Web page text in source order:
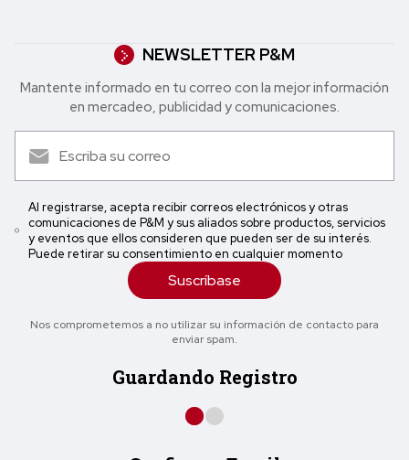
NEWSLETTER P&M
Mantente informado en tu correo con la mejor in formación
en mercadeo, publicidad y comunicaciones.
Al registrarse, acepta recibir correos electrónicos y otras
comunicaciones de P&M y sus aliados sobre productos, servicios
y eventos que ellos consideren que pueden ser de su interés.
Puede retirar su consentimiento en cualquier momento
Suscríbase
Nos comprometemos a no utilizar su información de contacto para
enviar spam.
Guardando Registro